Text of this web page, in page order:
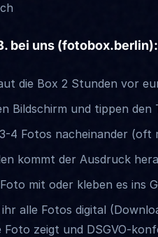
bei uns (fotobox.berlin):
die Box 2 Stunden vor
Bildschirm und tippen den
4 Fotos nacheinander (oft
kommt der Ausdruck
mit oder kleben es ins
alle Fotos digital
Foto zeigt und DSGVO-